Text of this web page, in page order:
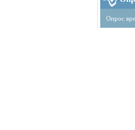
Опрос